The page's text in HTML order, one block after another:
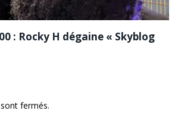
: Rocky H dégaine « Skyblog
fermés.